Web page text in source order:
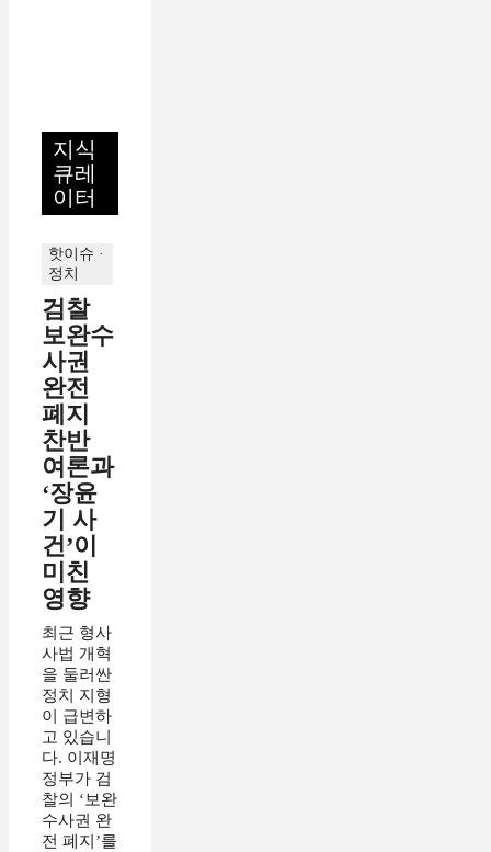
지식
큐레
이터
핫이슈 ·
정치
검찰
보완수
사권
완전
폐지
찬반
여론과
‘장윤
기 사
건’이
미친
영향
최근 형사
사법 개혁
을 둘러싼
정치 지형
이 급변하
고 있습니
다. 이재명
정부가 검
찰의 ‘보완
수사권 완
전 폐지’를